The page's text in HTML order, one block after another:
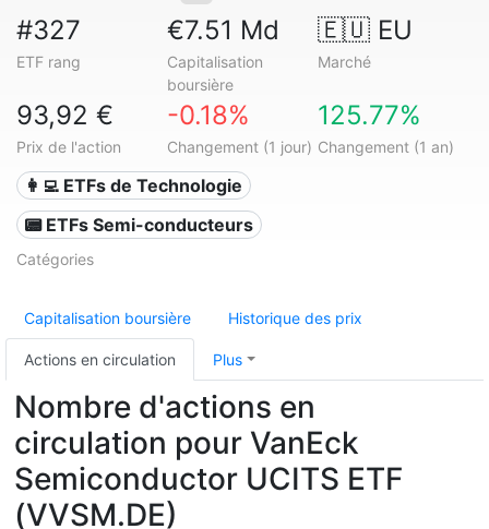
#327
ETF rang
€7.51 Md
Capitalisation
boursière
🇪🇺 EU
Marché
93,92 €
Prix de l'action
-0.18%
Changement (1 jour)
125.77%
Changement (1 an)
👩‍💻 ETFs de Technologie
📟 ETFs Semi-conducteurs
Catégories
Capitalisation boursière Historique des prix
Actions en circulation Plus
Nombre d'actions en
circulation pour VanEck
Semiconductor UCITS ETF
(VVSM.DE)